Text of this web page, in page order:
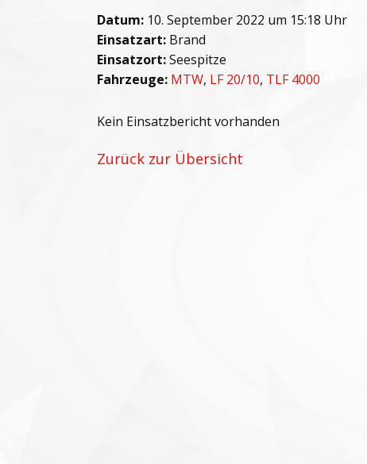
Datum: 10. September 2022 um 15:18 Uhr
Einsatzart: Brand
Einsatzort:Seespitze
Fahrzeuge: MTW, LF 20/10, TLF 4000
Kein Einsatzbericht vorhanden
Zurück zur Übersicht